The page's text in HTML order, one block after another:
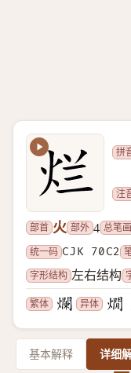
拼
注
部首 火 部外 4 总笔画
统一码 CJK 70C2
字形结构 左右结构
繁体 异体
基本解释 详细